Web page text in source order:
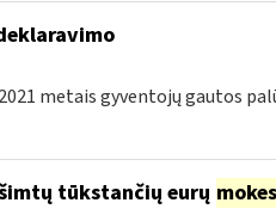
metais gyventojų gautos
tūkstančių eurų